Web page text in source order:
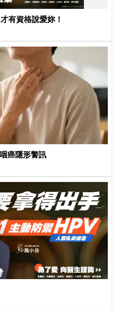
有資格說愛妳！
癌隱形警訊